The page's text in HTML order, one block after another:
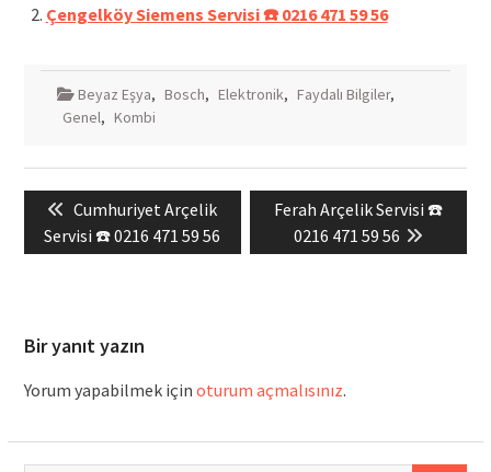
Çengelköy Siemens Servisi ☎️ 0216 471 59 56
Beyaz Eşya, Bosch, Elektronik, Faydalı Bilgiler,
Genel, Kombi
gezinmesi
Previous
post:
Cumhuriyet Arçelik
Servisi ☎️ 0216 471 59 56
Next
post:
Ferah Arçelik Servisi ☎️
0216 471 59 56
Bir yanıt yazın
Yorum yapabilmek için oturum açmalısınız.